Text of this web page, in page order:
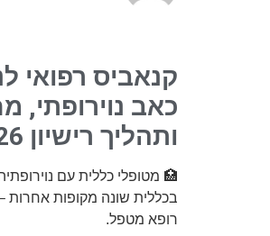
קנאביס רפואי
כאב נוירופתי,
ותהליך רישיון 2026
🏥 מטופלי כללית עם
בכללית שונה מקופות אחרות
רופא מטפל.